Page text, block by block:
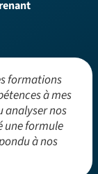
formations
à mes
analyser nos
une formule
à nos